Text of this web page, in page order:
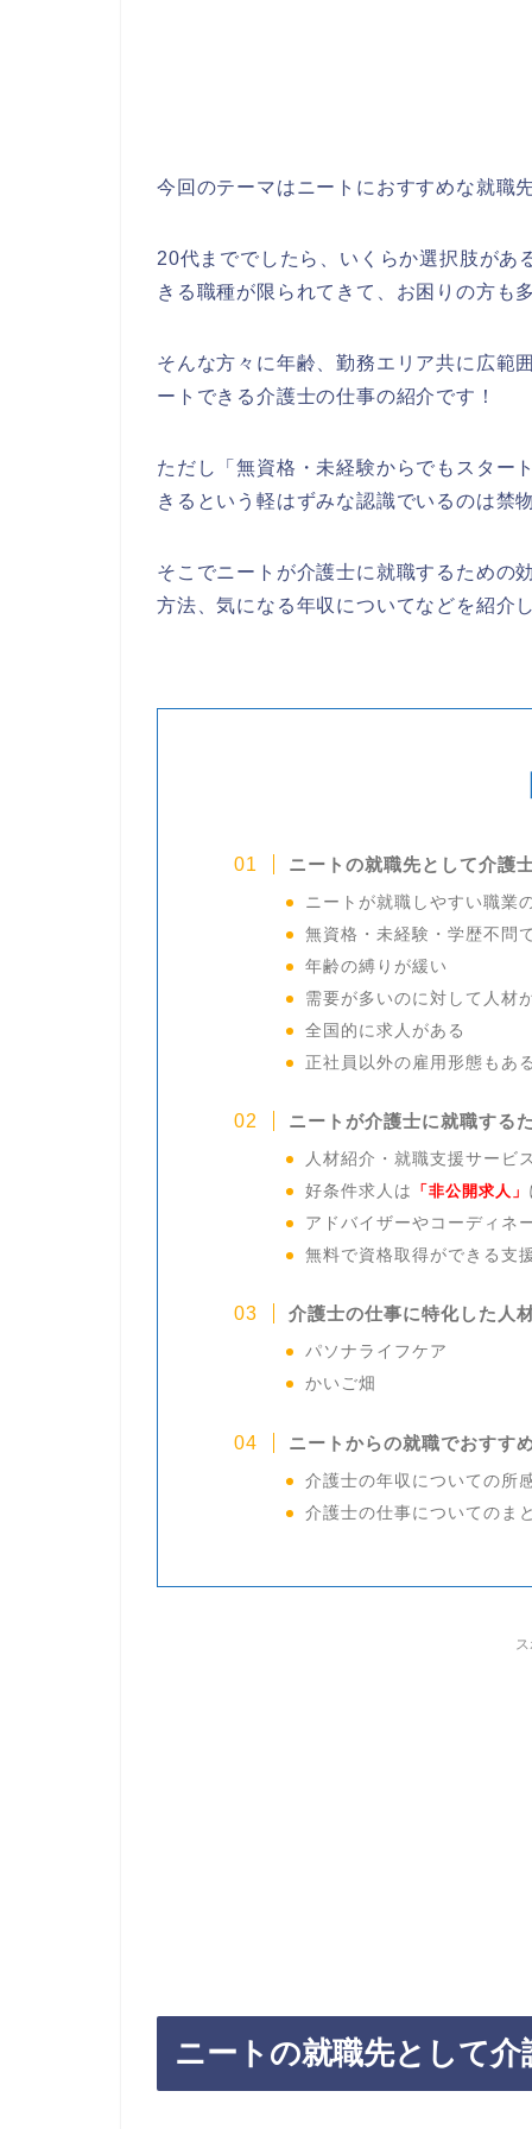
今回のテーマはニートにおすすめな就職
20代まででしたら、いくらか選択肢が
きる職種が限られてきて、お困りの方も
そんな方々に年齢、勤務エリア共に広範
ートできる介護士の仕事の紹介です！
ただし「無資格・未経験からでもスター
きるという軽はずみな認識でいるのは禁
そこでニートが介護士に就職するための
方法、気になる年収についてなどを紹介
ニートの就職先として介護
ニートが就職しやすい職業
無資格・未経験・学歴不問
年齢の縛りが緩い
需要が多いのに対して人材
全国的に求人がある
正社員以外の雇用形態もあ
ニートが介護士に就職する
人材紹介・就職支援サービ
好条件求人は 「非公開求人」
アドバイザーやコーディネ
無料で資格取得ができる支
介護士の仕事に特化した人
パソナライフケア
かいご畑
ニートからの就職でおすす
介護士の年収についての所
介護士の仕事についてのま
ニートの就職先として